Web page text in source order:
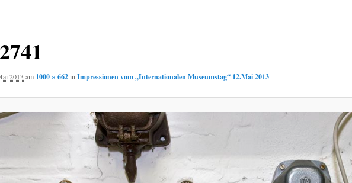
2013 am 1000 × 662inImpressionen vom „Internationalen Museumstag“ 12.Mai 2013